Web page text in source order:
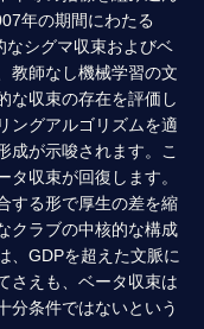
年の期間にわたる
なシグマ収束およびベ
教師なし機械学習の文
な収束の存在を評価し
ングアルゴリズムを適
成が示唆されます。こ
収束が回復します。
する形で厚生の差を縮
クラブの中核的な構成
、GDPを超えた文脈に
さえも、ベータ収束は
分条件ではないという